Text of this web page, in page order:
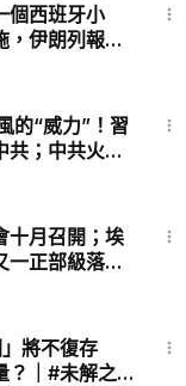
書和音像資料
個西班牙小
，伊朗列報復
的“威力”！習
共；中共火箭
奇 live！
十月召開；埃
一正部級落
將不復存
？｜#未解之